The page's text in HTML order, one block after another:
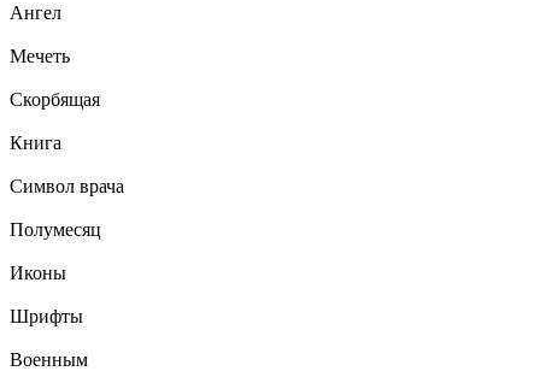
Ангел
Мечеть
Скорбящая
Книга
Символ врача
Полумесяц
Иконы
Шрифты
Военным